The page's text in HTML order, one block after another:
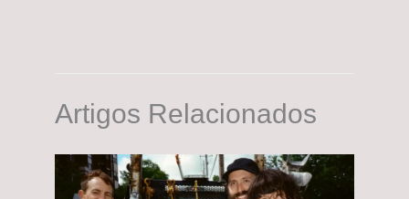
Artigos Relacionados